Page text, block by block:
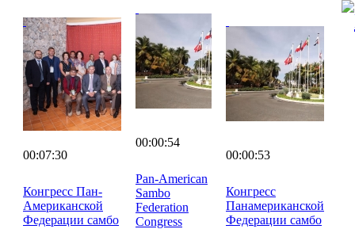
00:07:30
Конгресс Пан-
Американской
Федерации самбо
00:00:54
Pan-American
Sambo
Federation
Congress
00:00:53
Конгресс
Панамериканской
Федерации самбо